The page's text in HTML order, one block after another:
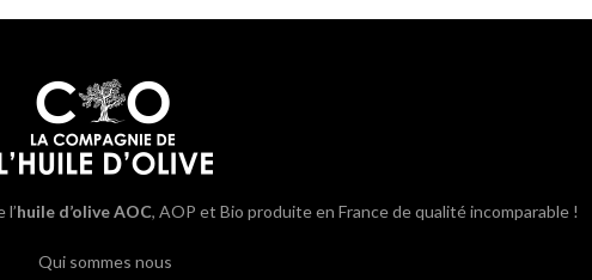
huile d’olive AOC, AOP et Bio produite en France de qualité incomparable !
Qui sommes nous